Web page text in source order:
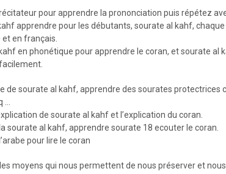
pour apprendre la prononciation puis répétez
apprendre pour les débutants, sourate al kahf,
en français.
en phonétique pour apprendre le coran, et sourate al
de sourate al kahf, apprendre des sourates protectrices
de sourate al kahf et l’explication du coran.
sourate al kahf, apprendre sourate 18 ecouter le coran.
pour lire le coran
moyens qui nous permettent de nous préserver et